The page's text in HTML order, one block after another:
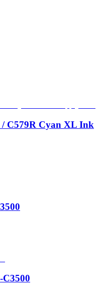
C579R Cyan XL Ink